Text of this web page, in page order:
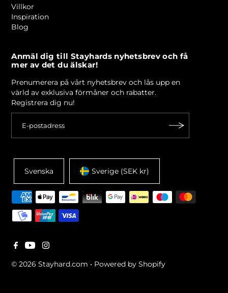
Villkor
Inspiration
Blog
Anmäl dig till Stayhards nyhetsbrev och få
mer av det du älskar!
Prenumerera på vårt nyhetsbrev och lås upp en
värld av exklusiva förmåner och rabatter.
Registrera dig nu!
© 2026 Stayhard.com • Powered by Shopify
Svenska Sverige (SEK kr)